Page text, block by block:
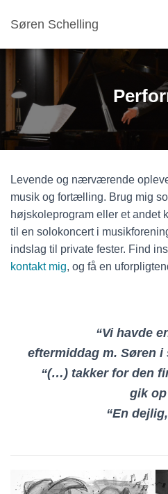
Søren Schelling
Levende og nærværende
musik og fortælling. Brug mig
højskoleprogram eller et andet
til en solokoncert i
indslag til private fester. Find
kontakt mig, og få en
“Vi havde
eftermiddag m. Søren i
“(…) takker for den
gik
“En